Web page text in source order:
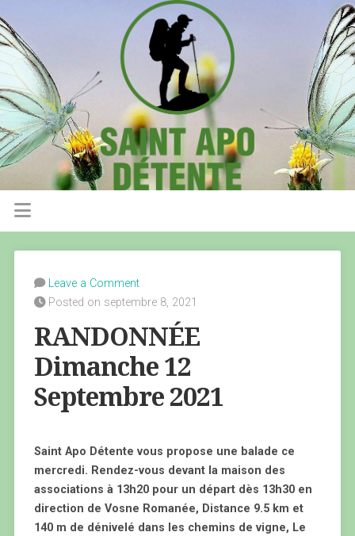
Leave a Comment
Posted on septembre 8, 2021
RANDONNÉE
Dimanche 12
Septembre 2021
Saint Apo Détente vous propose une balade ce
mercredi. Rendez-vous devant la maison des
associations à 13h20 pour un départ dès 13h30 en
direction de Vosne Romanée, Distance 9.5 km et
140 m de dénivelé dans les chemins de vigne, Le